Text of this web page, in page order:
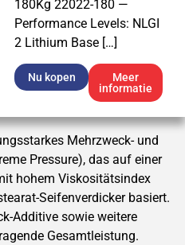
180Kg 22022-180 —
Performance Levels: NLGI
2 Lithium Base […]
Nu kopen
Meer
informatie
Mehrzweck- und
Pressure), das auf einer
hohem Viskositätsindex
Seifenverdicker basiert.
Additive sowie weitere
Gesamtleistung.